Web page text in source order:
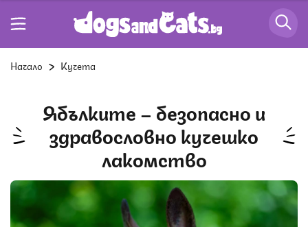
Начало Кучета
Ябълките – безопасно и
здравословно кучешко
лакомство